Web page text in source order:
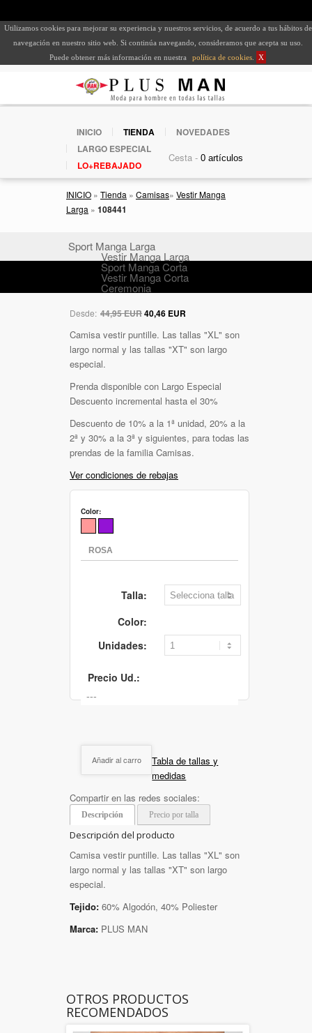
Utilizamos cookies para mejorar su experiencia y nuestros servicios, de acuerdo a tus hábitos de
navegación en nuestro sitio web. Si continúa navegando, consideramos que acepta su uso.
Puede obtener más información en nuestra
política de cookies X
INICIO TIENDA
NOVEDADES
LARGO ESPECIAL
LO+REBAJADO
Cesta -
INICIO » Tienda » Camisas» Vestir Manga
Larga » 108441
Sport Manga Larga
Vestir Manga Larga
Sport Manga Corta
Vestir Manga Corta
Ceremonia
Desde: 44,95 EUR40,46 EUR
Camisa vestir puntille. Las tallas "XL" son
largo normal y las tallas "XT" son largo
especial.
Prenda disponible con Largo Especial
Descuento incremental hasta el 30%
Descuento de 10% a la 1ª unidad, 20% a la
2ª y 30% a la 3ª y siguientes, para todas las
prendas de la familia Camisas.
Ver condiciones de rebajas
Color:
Talla:
Color:
Unidades:
Precio Ud.:
Añadir al carro
Tabla de tallas y
medidas
Compartir en las redes sociales:
Descripción Precio por talla
Descripción del producto
Camisa vestir puntille. Las tallas "XL" son
largo normal y las tallas "XT" son largo
especial.
Tejido: 60% Algodón, 40% Poliester
Marca: PLUS MAN
OTROS PRODUCTOS
RECOMENDADOS